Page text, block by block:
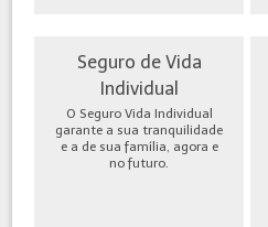
Seguro de Vida
Individual
O Seguro Vida Individual
garante a sua tranquilidade
e a de sua família, agora e
no futuro.